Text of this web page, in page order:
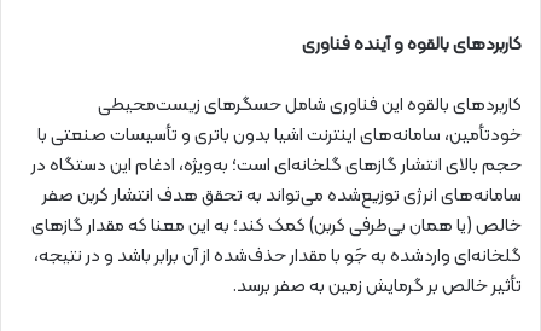
کاربردهای بالقوه و آینده فناوری
کاربردهای بالقوه این فناوری شامل حسگرهای زیست‌محیطی
خودتأمین، سامانه‌های اینترنت اشیا بدون باتری و تأسیسات صنعتی با
حجم بالای انتشار گازهای گلخانه‌ای است؛ به‌ویژه، ادغام این دستگاه در
سامانه‌های انرژی توزیع‌شده می‌تواند به تحقق هدف انتشار کربن صفر
خالص (یا همان بی‌طرفی کربن) کمک کند؛ به این معنا که مقدار گازهای
گلخانه‌ای واردشده به جَو با مقدار حذف‌شده از آن برابر باشد و در نتیجه،
تأثیر خالص بر گرمایش زمین به صفر برسد.